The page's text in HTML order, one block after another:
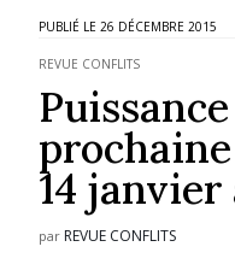
26 DÉCEMBRE 2015
REVUE CONFLITS
Puissance
14 janvier
par REVUE CONFLITS